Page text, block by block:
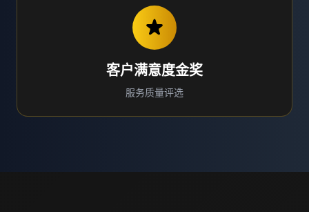
客户满意度金奖
服务质量评选